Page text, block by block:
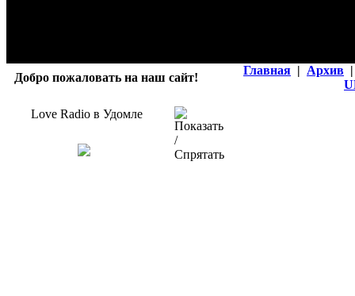
Добро пожаловать на наш сайт!
Главная | Архив |
Love Radio в Удомле